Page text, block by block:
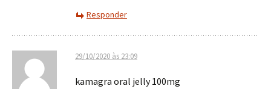
Responder
29/10/2020 às 23:09
kamagra oral jelly 100mg